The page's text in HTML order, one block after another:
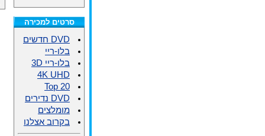
סרטים למכירה
DVD חדשים
בלו-ריי
בלו-ריי 3D
4K UHD
Top 20
DVD נדירים
מומלצים
בקרוב אצלנו